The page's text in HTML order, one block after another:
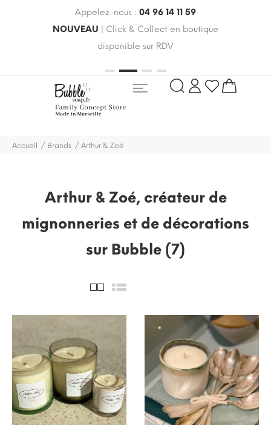
Appelez-nous : 04 96 14 11 59
NOUVEAU | Click & Collect en boutique
disponible sur RDV
Accueil Brands Arthur & Zoé
Arthur & Zoé, créateur de
mignonneries et de décorations
sur Bubble (7)